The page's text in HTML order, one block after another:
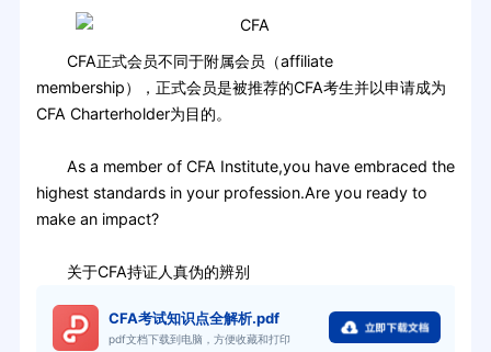
CFA正式会员不同于附属会员（affiliate
membership），正式会员是被推荐的CFA考生并以申请成为
CFA Charterholder为目的。
As a member of CFA Institute,you have embraced the
highest standards in your profession.Are you ready to
make an impact?
关于CFA持证人真伪的辨别
CFA考试知识点全解析.pdf
pdf文档下载到电脑，方便收藏和打印